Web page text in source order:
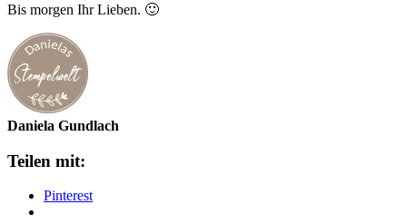
Bis morgen Ihr Lieben. 🙂
Daniela Gundlach
Teilen mit:
Pinterest